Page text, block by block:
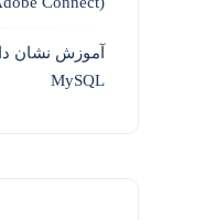
آموزش نشان
MySQL